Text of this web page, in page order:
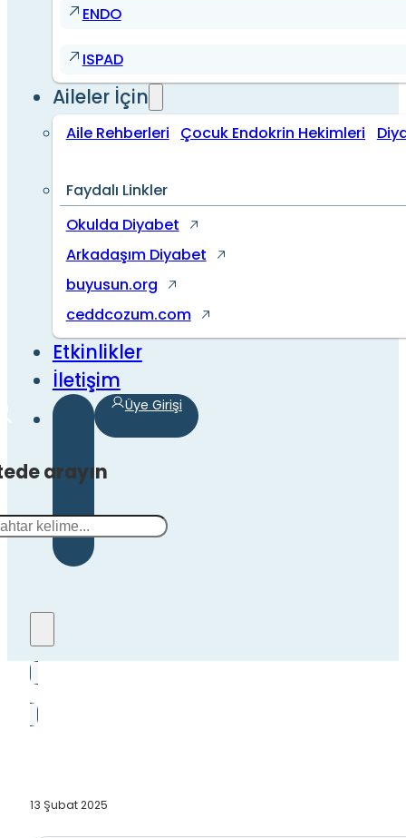
ENDO
ISPAD
Aileler İçin
Aile Rehberleri Çocuk Endokrin Hekimleri
Faydalı Linkler
Okulda Diyabet
Arkadaşım Diyabet
buyusun.org
ceddcozum.com
Etkinlikler
İletişim
arayın
Üye Girişi
13 Şubat 2025